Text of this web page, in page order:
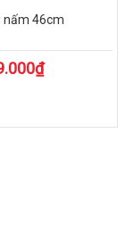
nấm 46cm